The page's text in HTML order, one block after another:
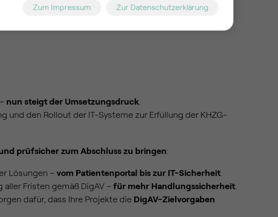
nun steigt der Umsetzungsdruck.
und den Rollout der IT-Systeme zur Erfüllung der KHZG-
prüfsicher zum Abschluss zu bringen:
Lösungen – vom Patientenportal bis zur IT-Sicherheit.
Fristen gemäß DigAV – für mehr Handlungssicherheit.
dafür, dass Ihre Projekte die DigAV-Zielvorgaben
Zur Datenschutzerklärung
Zum Impressum